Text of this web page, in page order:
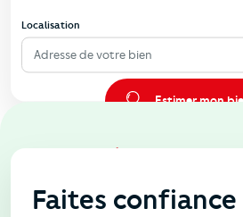
Localisation
Adresse de votre bien
Estimer mon
En
Faites